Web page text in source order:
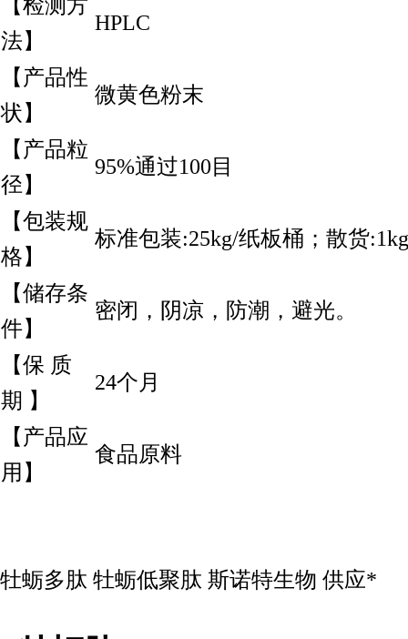
【检测方
法】
HPLC
【产品性
状】
微黄色粉末
【产品粒
径】
95%通过100目
【包装规
格】
标准包装:25kg/纸板桶；散货
【储存条
件】
密闭，阴凉，防潮，避光。
【保 质
期 】
24个月
【产品应
用】
食品原料
牡蛎多肽 牡蛎低聚肽 斯诺特生物 供应*